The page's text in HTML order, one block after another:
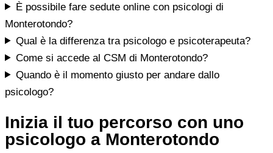
È possibile fare sedute online con psicologi di
Monterotondo?
Qual è la differenza tra psicologo e psicoterapeuta?
Come si accede al CSM di Monterotondo?
Quando è il momento giusto per andare dallo
psicologo?
Inizia il tuo percorso con uno
psicologo a Monterotondo